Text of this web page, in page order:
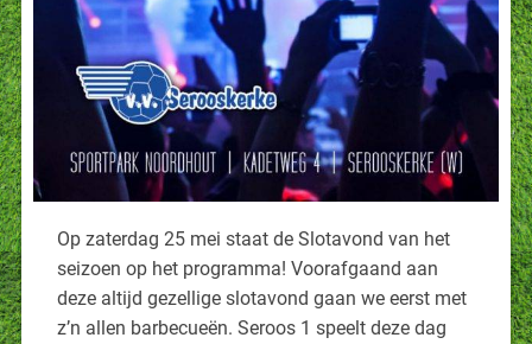
Op zaterdag 25 mei staat de Slotavond van het
seizoen op het programma! Voorafgaand aan
deze altijd gezellige slotavond gaan we eerst met
z’n allen barbecueën. Seroos 1 speelt deze dag